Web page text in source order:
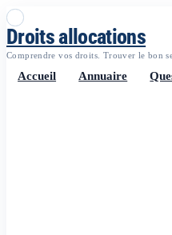
Droits allocations
Comprendre vos droits. Trouver le bon
Accueil Annuaire